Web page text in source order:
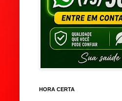
HORA CERTA